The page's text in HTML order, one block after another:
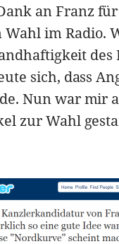
an Franz
im Radio.
sich, dass
Nun war mir
zur Wahl